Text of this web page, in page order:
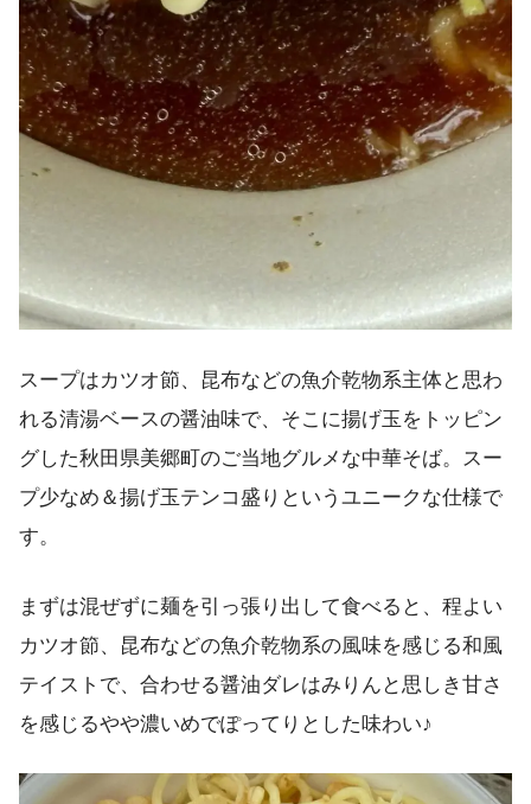
スープはカツオ節、昆布などの魚介乾物系主体と思わ
れる清湯ベースの醤油味で、そこに揚げ玉をトッピン
グした秋田県美郷町のご当地グルメな中華そば。スー
プ少なめ＆揚げ玉テンコ盛りというユニークな仕様で
す。
まずは混ぜずに麺を引っ張り出して食べると、程よい
カツオ節、昆布などの魚介乾物系の風味を感じる和風
テイストで、合わせる醤油ダレはみりんと思しき甘さ
を感じるやや濃いめでぽってりとした味わい♪